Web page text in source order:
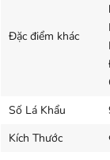
Đặc điểm khác
Số Lá Khẩu
Kích Thước